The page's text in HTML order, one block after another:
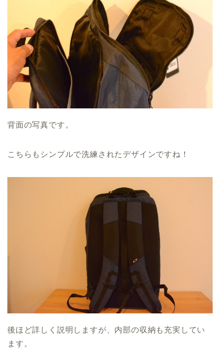
背面の写真です。
こちらもシンプルで洗練されたデザインですね！
後ほど詳しく説明しますが、内部の収納も充実してい
ます。